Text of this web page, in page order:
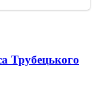
Трубецького